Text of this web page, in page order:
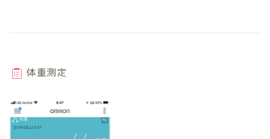
体重測定